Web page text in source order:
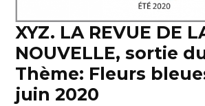
XYZ. LA REVUE DE
NOUVELLE, sortie
Thème: Fleurs
juin 2020